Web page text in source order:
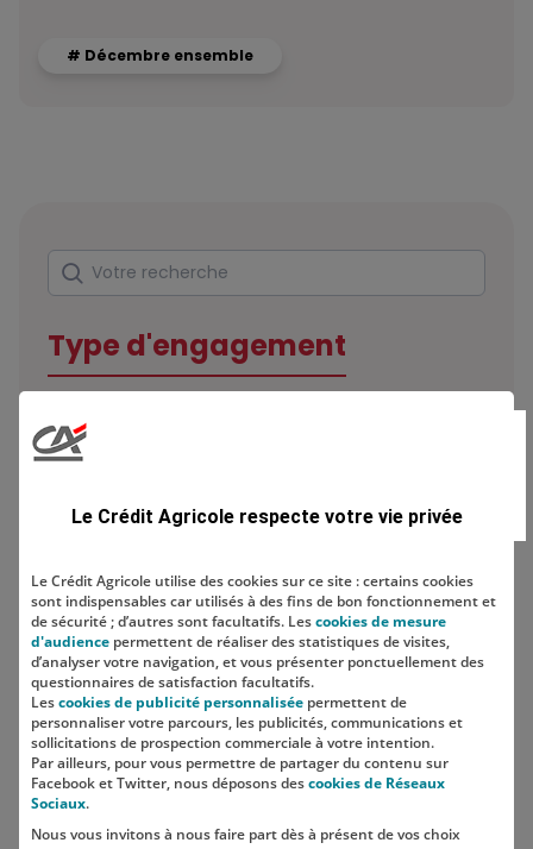
# Décembre ensemble
Rechercher
Votre recherche
Type d'engagement
Localisation
Le Crédit Agricole respecte votre vie privée
Le Crédit Agricole utilise des cookies sur ce site : certains cookies
sont indispensables car utilisés à des fins de bon fonctionnement et
de sécurité ; d’autres sont facultatifs. Lescookies de mesure
d'audience permettent de réaliser des statistiques de visites,
d’analyser votre navigation, et vous présenter ponctuellement des
questionnaires de satisfaction facultatifs.
Lescookies de publicité personnalisée permettent de
personnaliser votre parcours, les publicités, communications et
sollicitations de prospection commerciale à votre intention.
Par ailleurs, pour vous permettre de partager du contenu sur
Facebook et Twitter, nous déposons descookies de Réseaux
Sociaux.
Nous vous invitons à nous faire part dès à présent de vos choix